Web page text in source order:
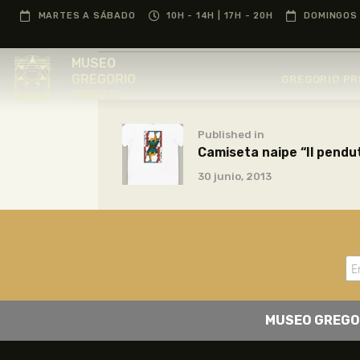
MARTES A SÁBADO 10H - 14H | 17H - 20H
MUSEO
Published in
Camiseta naipe “Il
30 junio, 2013
MUSEO